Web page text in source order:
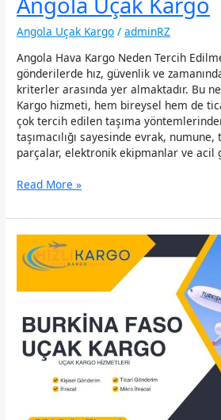
Angola Uçak Kargo /adminRZ
Angola Hava Kargo Neden Tercih
gönderilerde hız, güvenlik ve
kriterler arasında yer almaktadır. Bu
Kargo hizmeti, hem bireysel hem de
çok tercih edilen taşıma
taşımacılığı sayesinde evrak,
parçalar, elektronik ekipmanlar ve acil
Angola
Kargo
Read More »